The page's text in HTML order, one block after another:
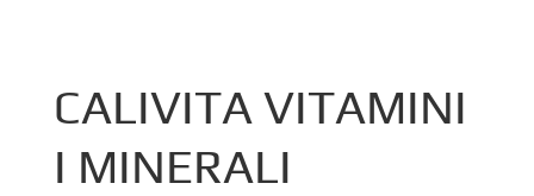
CALIVITA VITAMINI
I MINERALI